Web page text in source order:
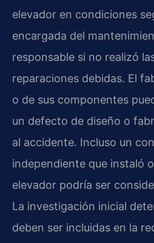
elevador en condiciones
encargada del
responsable si no realizó
reparaciones debidas. El
o de sus componentes
un defecto de diseño o
al accidente. Incluso un
independiente que instaló
elevador podría ser
La investigación inicial
deben ser incluidas en la